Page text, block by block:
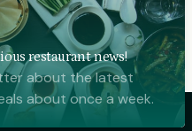
restaurant news!
about the latest
about once a week.